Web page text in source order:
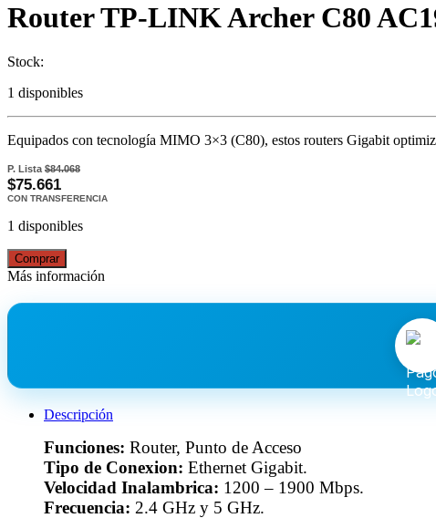
Router TP-LINK Archer C80
Stock:
1 disponibles
Equipados con tecnología MIMO 3×3 (C80), estos routers Gigabit
P. Lista$84.068
$75.661
CON TRANSFERENCIA
1 disponibles
Comprar
Más información
Descripción
Funciones: Router, Punto de Acceso
Tipo de Conexion: Ethernet Gigabit.
Velocidad Inalambrica: 1200 – 1900 Mbps.
Frecuencia: 2.4 GHz y 5 GHz.